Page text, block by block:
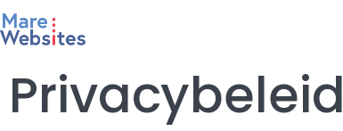
Privacybeleid